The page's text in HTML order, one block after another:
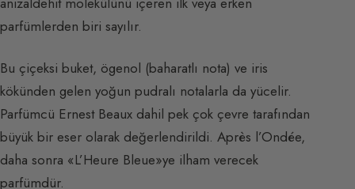
parfümlerden biri sayılır.
Bu çiçeksi buket, ögenol (baharatlı nota) ve iris
kökünden gelen yoğun pudralı notalarla da yücelir.
Parfümcü Ernest Beaux dahil pek çok çevre tarafından
büyük bir eser olarak değerlendirildi. Après l’Ondée,
daha sonra «L’Heure Bleue»ye ilham verecek
parfümdür.